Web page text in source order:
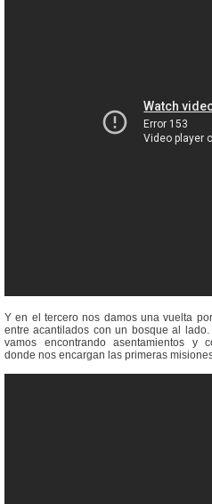
Y en el tercero nos damos una vuelta
entre acantilados con un bosque al
vamos encontrando asentamientos y
donde nos encargan las primeras